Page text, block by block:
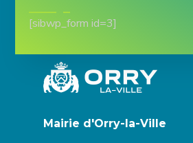
[sibwp_form id=3]
Mairie d'Orry-la-Ville